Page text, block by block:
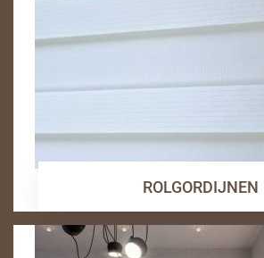
ROLGORDIJNEN